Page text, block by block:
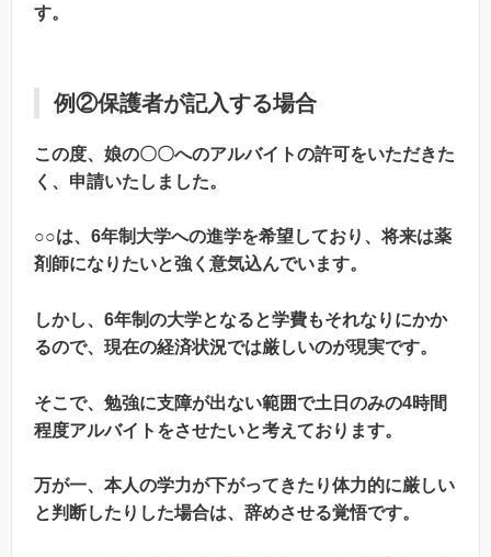
す。
例②保護者が記入する場合
この度、娘の〇〇へのアルバイトの許可をいただきた
く、申請いたしました。
○○は、6年制大学への進学を希望しており、将来は薬
剤師になりたいと強く意気込んでいます。
しかし、6年制の大学となると学費もそれなりにかか
るので、現在の経済状況では厳しいのが現実です。
そこで、勉強に支障が出ない範囲で土日のみの4時間
程度アルバイトをさせたいと考えております。
万が一、本人の学力が下がってきたり体力的に厳しい
と判断したりした場合は、辞めさせる覚悟です。